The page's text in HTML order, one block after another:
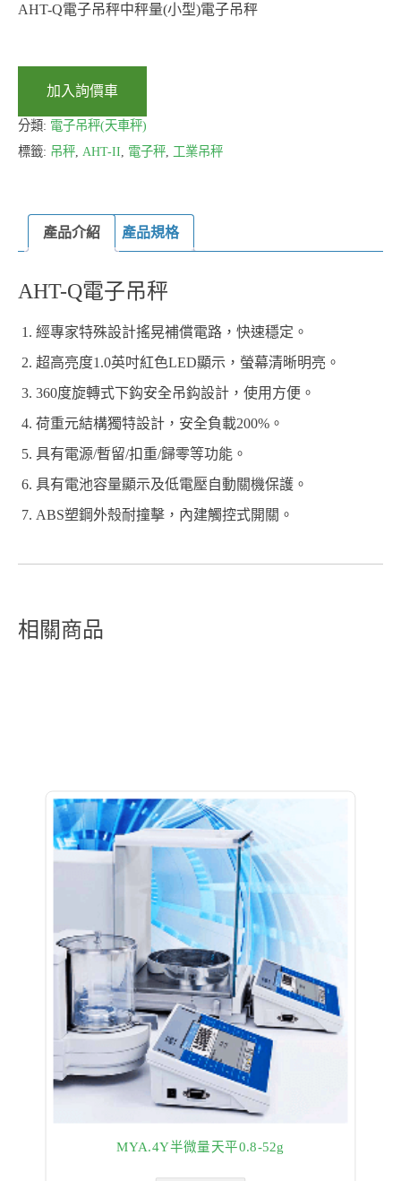
AHT-Q電子吊秤中秤量(小型)電子吊秤
加入詢價車
分類: 電子吊秤(天車秤)
標籤: 吊秤 AHT-II 電子秤 工業吊秤
產品介紹 產品規格
AHT-Q電子吊秤
經專家特殊設計搖晃補償電路，快速穩定。
超高亮度1.0英吋紅色LED顯示，螢幕清晰明亮。
360度旋轉式下鈎安全吊鈎設計，使用方便。
荷重元結構獨特設計，安全負載200%。
具有電源/暫留/扣重/歸零等功能。
具有電池容量顯示及低電壓自動關機保護。
ABS塑鋼外殼耐撞擊，內建觸控式開關。
相關商品
MYA.4Y半微量天平0.8-52g